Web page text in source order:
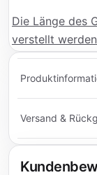
Die Länge des
verstellt
Versand &